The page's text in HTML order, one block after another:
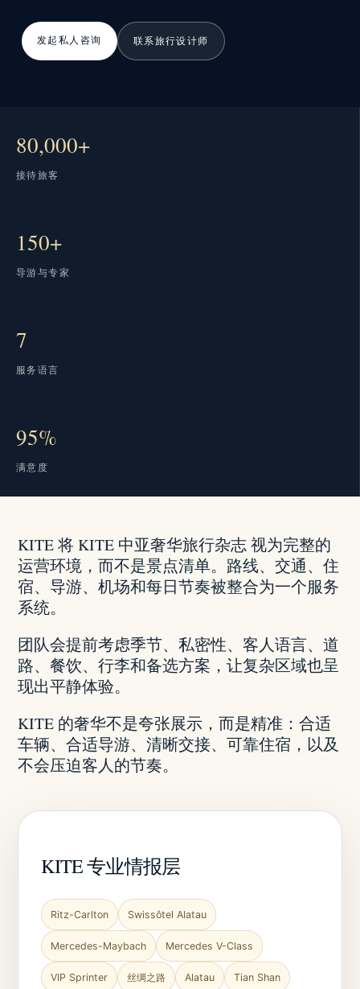
发起私人咨询 联系旅行设计师
80,000+
接待旅客
150+
导游与专家
7
服务语言
95%
满意度
KITE 将 KITE 中亚奢华旅行杂志 视为完整的
运营环境，而不是景点清单。路线、交通、住
宿、导游、机场和每日节奏被整合为一个服务
系统。
团队会提前考虑季节、私密性、客人语言、道
路、餐饮、行李和备选方案，让复杂区域也呈
现出平静体验。
KITE 的奢华不是夸张展示，而是精准：合适
车辆、合适导游、清晰交接、可靠住宿，以及
不会压迫客人的节奏。
KITE 专业情报层
Ritz-Carlton Swissôtel Alatau
Mercedes-Maybach Mercedes V-Class
VIP Sprinter 丝绸之路 Alatau Tian Shan